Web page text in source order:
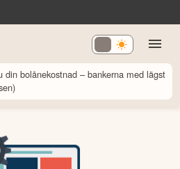
din bolånekostnad – bankerna med lägst